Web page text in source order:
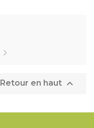
Retour en haut 